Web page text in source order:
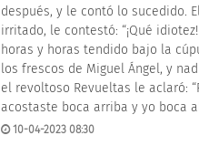
después, y le contó lo sucedido.
irritado, le contestó: “¡Qué
horas y horas tendido bajo la
los frescos de Miguel Ángel, y
el revoltoso Revueltas le aclaró:
acostaste boca arriba y yo boca
10-04-2023 08:30